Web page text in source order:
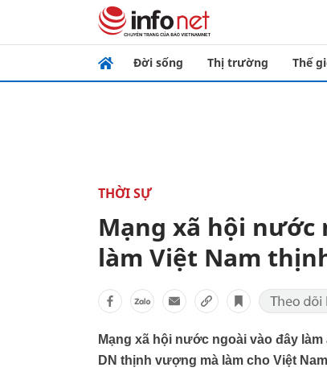
Đời sống Thị trường Thế
THỜI SỰ
Mạng xã hội nước
làm Việt Nam
Mạng xã hội nước ngoài vào đây
DN thịnh vượng mà làm cho Việt